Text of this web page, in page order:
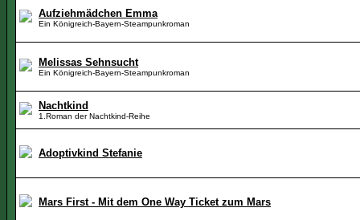
Aufziehmädchen Emma
Ein Königreich-Bayern-Steampunkroman
Melissas Sehnsucht
Ein Königreich-Bayern-Steampunkroman
Nachtkind
1.Roman der Nachtkind-Reihe
Adoptivkind Stefanie
Mars First - Mit dem One Way Ticket zum Mars